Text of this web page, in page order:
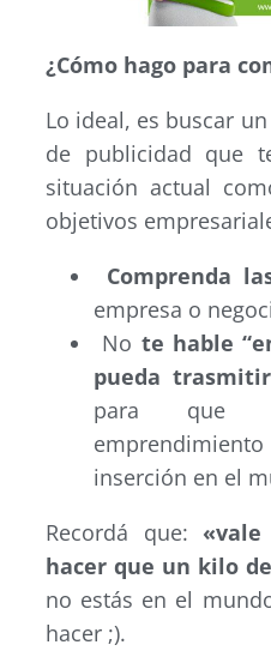
¿Cómo hago para
Lo ideal, es buscar
de publicidad que
situación actual
objetivos
Comprenda
empresa o
No te hable
pueda
para que
inserción en el
Recordá que:
hacer que un kilo
no estás en el
hacer ;).